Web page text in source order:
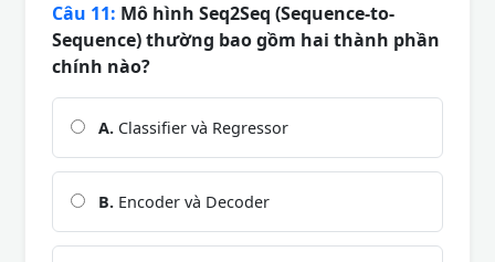
Câu 11: Mô hình Seq2Seq (Sequence-to-
Sequence) thường bao gồm hai thành phần
chính nào?
A. Classifier và Regressor
B. Encoder và Decoder